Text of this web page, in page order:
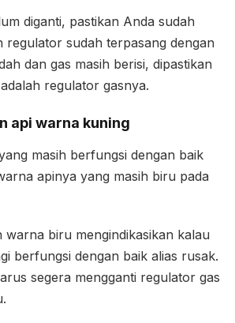
diganti, pastikan Anda sudah
regulator sudah terpasang dengan
dan gas masih berisi, dipastikan
regulator gasnya.
api warna kuning
masih berfungsi dengan baik
apinya yang masih biru pada
biru mengindikasikan kalau
berfungsi dengan baik alias rusak.
segera mengganti regulator gas